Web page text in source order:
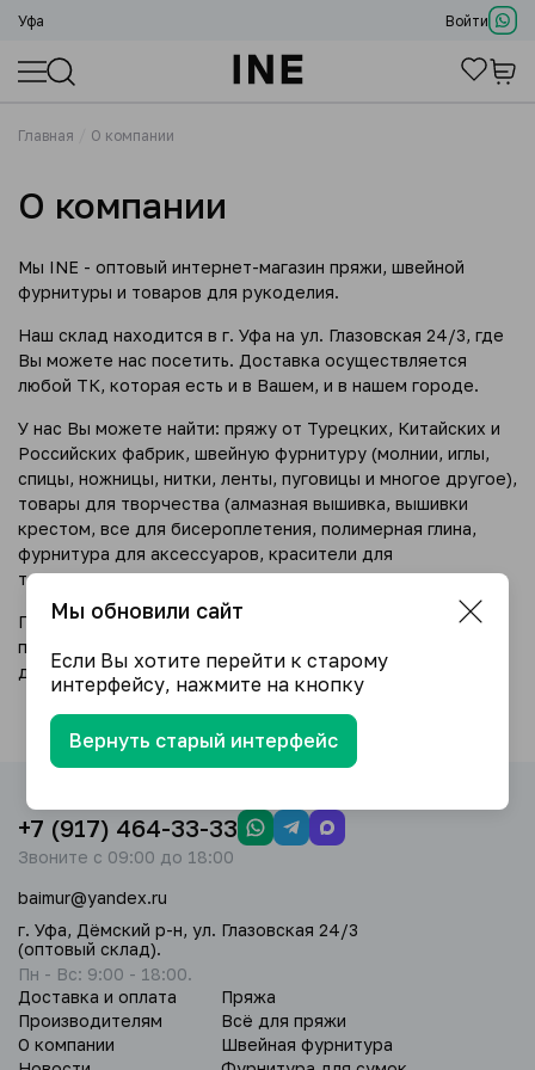
Уфа Войти
Главная О компании
О компании
Мы INE - оптовый интернет-магазин пряжи, швейной
фурнитуры и товаров для рукоделия.
Наш склад находится в г. Уфа на ул. Глазовская 24/3, где
Вы можете нас посетить. Доставка осуществляется
любой ТК, которая есть и в Вашем, и в нашем городе.
У нас Вы можете найти: пряжу от Турецких, Китайских и
Российских фабрик, швейную фурнитуру (молнии, иглы,
спицы, ножницы, нитки, ленты, пуговицы и многое другое),
товары для творчества (алмазная вышивка, вышивки
крестом, все для бисероплетения, полимерная глина,
фурнитура для аксессуаров, красители для
ткани,помпоны имногое другое)
По всем вопросам Вы всегда можете написать на нашу
почту, WhatsApp, Viber или позвонить ежедневно с 9:00
до 18:00
Доставка и оплата
Производителям
О компании
Пряжа
Всё для пряжи
Швейная фурнитура
+7 (917) 464-33-33
Звоните с 09:00 до 18:00
baimur@yandex.ru
г. Уфа, Дёмский р-н, ул. Глазовская 24/3
(оптовый склад).
Пн - Вс: 9:00 - 18:00.
Мы обновили сайт
Если Вы хотите перейти к старому
интерфейсу, нажмите на кнопку
Вернуть старый интерфейс